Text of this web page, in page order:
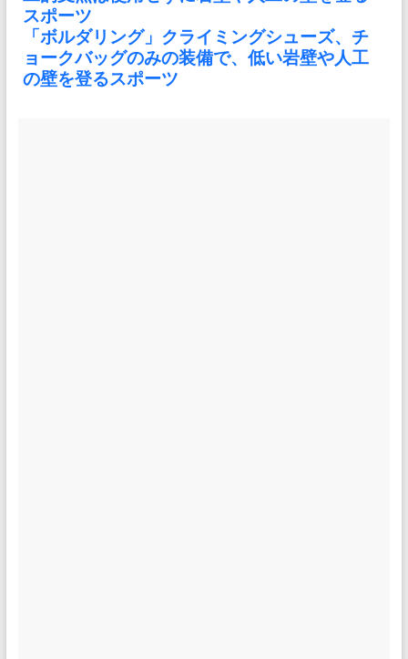
スポーツ
「ボルダリング」クライミングシューズ、チ
ョークバッグのみの装備で、低い岩壁や人工
の壁を登るスポーツ